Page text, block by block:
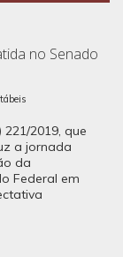
no Senado
2019, que
a jornada
da
Federal em